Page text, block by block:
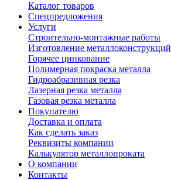
Каталог товаров
Спецпредложения
Услуги
Строительно-монтажные работы
Изготовление металлоконструкций
Горячее цинкование
Полимерная покраска металла
Гидроабразивная резка
Лазерная резка металла
Газовая резка металла
Покупателю
Доставка и оплата
Как сделать заказ
Реквизиты компании
Калькулятор металлопроката
О компании
Контакты